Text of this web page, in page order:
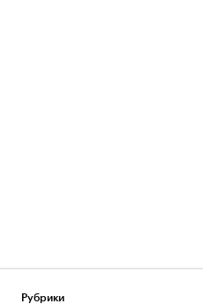
Рубрики